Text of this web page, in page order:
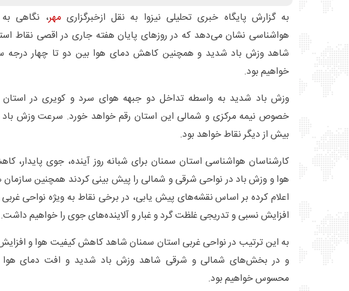
به گزارش پایگاه خبری تحلیلی نیزوا به نقل ازخبرگزاری مهر، نگاهی
هواشناسی نشان می‌دهد که در روزهای پایان هفته جاری در اقصی نقاط
شاهد وزش باد شدید و همچنین کاهش دمای هوا بین دو تا چهار درجه
خواهیم بود.
وزش باد شدید به واسطه تداخل دو جبهه هوای سرد و کویری در استان
خصوص نیمه مرکزی و شمالی این استان رقم خواهد خورد. سرعت وزش باد
بیش از دیگر نقاط خواهد بود.
کارشناسان هواشناسی استان سمنان برای شبانه روز آینده، جوی پایدار،
هوا و وزش باد در نواحی شرقی و شمالی را پیش بینی کردند همچنین
اعلام کرده بر اساس نقشه‌های پیش یابی، در برخی نقاط به ویژه نواحی
افزایش نسبی و تدریجی غلظت گرد و غبار و آلاینده‌های جوی را خواهیم داشت.
به این ترتیب در نواحی غربی استان سمنان شاهد کاهش کیفیت هوا و افزایش
و در بخش‌های شمالی و شرقی شاهد وزش باد شدید و افت دمای
محسوس خواهیم بود.